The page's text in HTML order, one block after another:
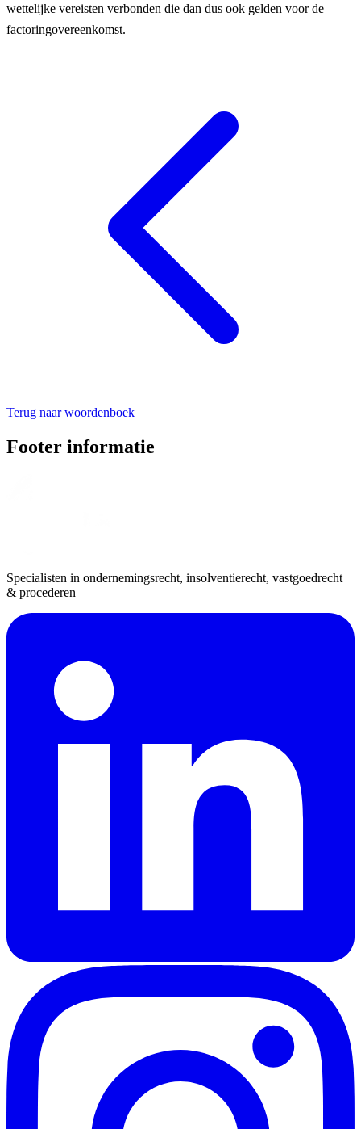
wettelijke vereisten verbonden die dan dus ook gelden voor de
factoringovereenkomst.
Terug naar woordenboek
Footer informatie
Specialisten in ondernemingsrecht, insolventierecht, vastgoedrecht
& procederen